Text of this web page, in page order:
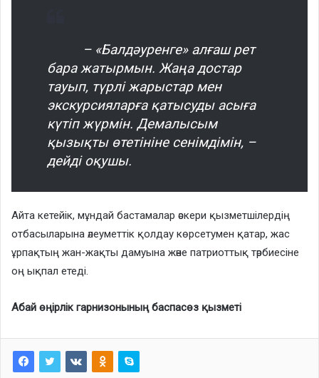
– «Балдәуренге» алғаш рет
бара жатырмын. Жаңа достар
тауып, түрлі жарыстар мен
экскурсияларға қатысуды асыға
күтіп жүрмін. Демалысым
қызықты өтетініне сенімдімін, –
дейді оқушы.
Айта кетейік, мұндай бастамалар әскери қызметшілердің
отбасыларына әлеуметтік қолдау көрсетумен қатар, жас
ұрпақтың жан-жақты дамуына және патриоттық тәрбиесіне
оң ықпал етеді.
Абай өңірлік гарнизонының баспасөз қызметі